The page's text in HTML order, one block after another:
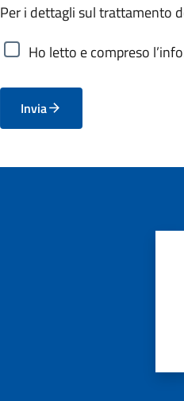
Per i dettagli sul trattamento
Ho letto e compreso
Invia